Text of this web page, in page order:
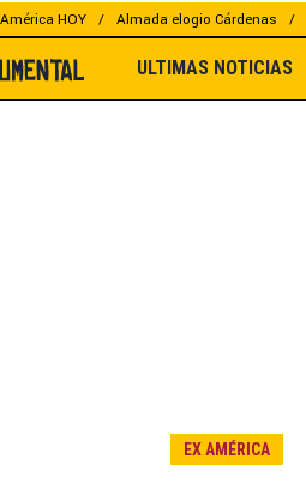
HOY Almada elogio Cárdenas
ULTIMAS NOTICIAS
EX AMÉRICA